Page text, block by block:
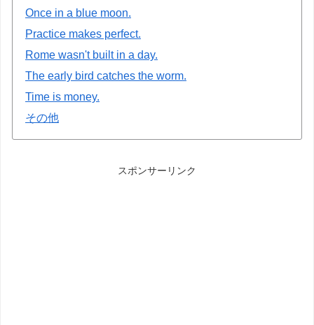
Once in a blue moon.
Practice makes perfect.
Rome wasn't built in a day.
The early bird catches the worm.
Time is money.
その他
スポンサーリンク